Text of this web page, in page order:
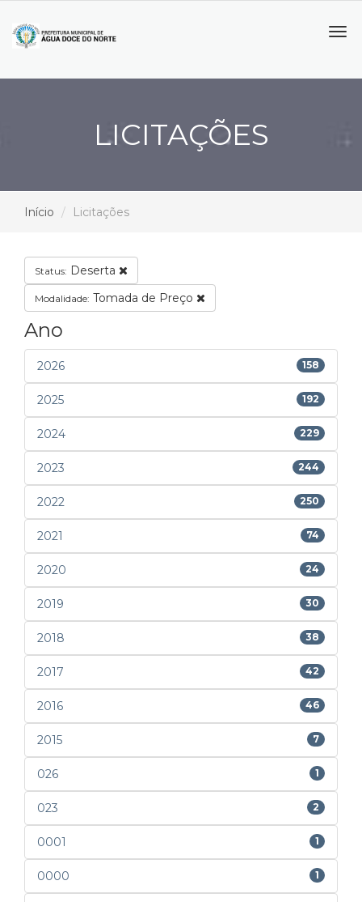
LICITAÇÕES
Início Licitações
Status: Deserta
Modalidade: Tomada de Preço
Ano
2026 158
2025 192
2024 229
2023 244
2022 250
2021 74
2020 24
2019 30
2018 38
2017 42
2016 46
2015 7
026 1
023 2
0001 1
0000 1